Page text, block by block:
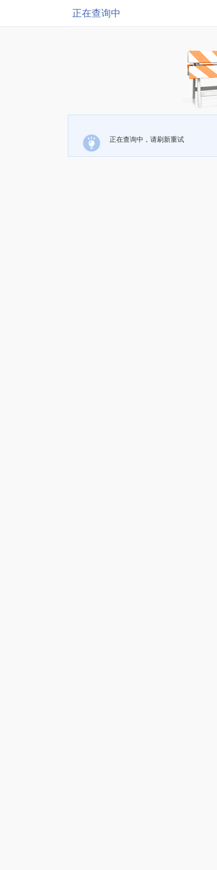
正在查询中
正在查询中，请刷新重试